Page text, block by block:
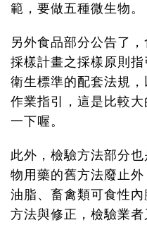
範，要做五種微生物。
另外食品部分公告了
採樣計畫之採樣原則
衛生標準的配套法規
作業指引，這是比較
一下喔。
此外，檢驗方法部分
物用藥的舊方法廢止外
油脂、畜禽類可食性
方法與修正，檢驗業者